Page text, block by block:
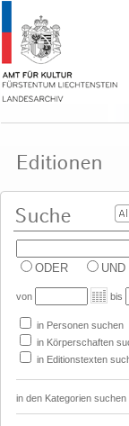
ODER UND
von bis
in Personen suchen
in Körperschaften
in Editionstexten
in den Kategorien suchen